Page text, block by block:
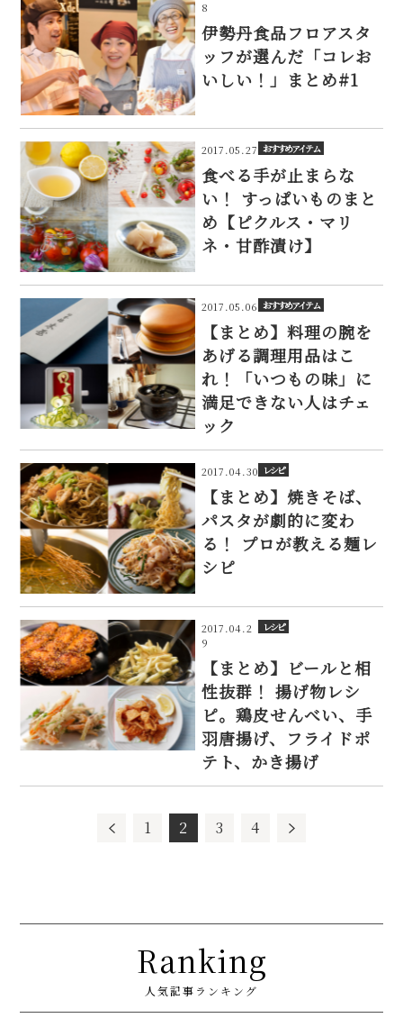
8
伊勢丹食品フロアスタ
ッフが選んだ「コレお
いしい！」まとめ#1
2017.05.27 おすすめアイテム
食べる手が止まらな
い！ すっぱいものまと
め【ピクルス・マリ
ネ・甘酢漬け】
2017.05.06 おすすめアイテム
【まとめ】料理の腕を
あげる調理用品はこ
れ！「いつもの味」に
満足できない人はチェ
ック
2017.04.30 レシピ
【まとめ】焼きそば、
パスタが劇的に変わ
る！ プロが教える麺レ
シピ
2017.04.2
9
レシピ
【まとめ】ビールと相
性抜群！ 揚げ物レシ
ピ。鶏皮せんべい、手
羽唐揚げ、フライドポ
テト、かき揚げ
1 2 3 4
Ranking
人気記事ランキング